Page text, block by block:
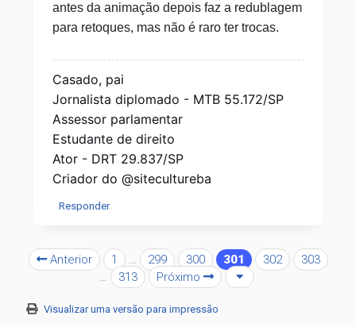
antes da animação depois faz a redublagem
para retoques, mas não é raro ter trocas.
Casado, pai
Jornalista diplomado - MTB 55.172/SP
Assessor parlamentar
Estudante de direito
Ator - DRT 29.837/SP
Criador do @sitecultureba
Responder
Anterior 1 … 299 300 301 302
303
…
313 Próximo
Visualizar uma versão para impressão